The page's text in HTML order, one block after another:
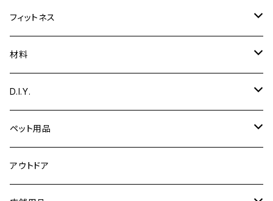
文具
ガーデニング用品
小物入れ
スマホスタンド
ネームプレート／表札
テーブル
食器
エッグスタンド
鍋敷き
鍋ふた
カトラリー
彫刻
絵
ギター用品
ギタースタンド
脚台
楽器
カホン
ディフューザー
フィットネス
トレーニング用品
収納
ダンベルラック
材料
木材
アクリル
コーリアン
D.I.Y.
時計パーツ
切り文字
ペット用品
ネコの爪研ぎ
アウトドア